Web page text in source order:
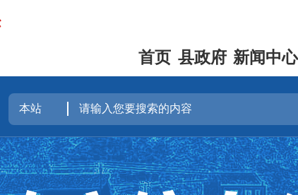
首页 县政府 新闻中心